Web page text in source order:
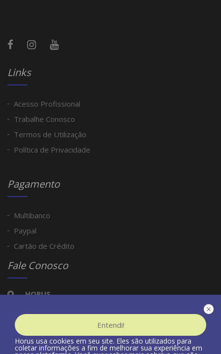
×
Entendi!
Horus usa cookies em seu site. Eles são utilizados para
coletar informações a fim de melhorar sua experiência em
Links
Acesso Profissional
Trabalhe Conosco
Termos de Utilização
Política de Privacidade
Pagamento
Multibanco
Paypal
Cartão de Crédito
Fale Conosco
HORUS